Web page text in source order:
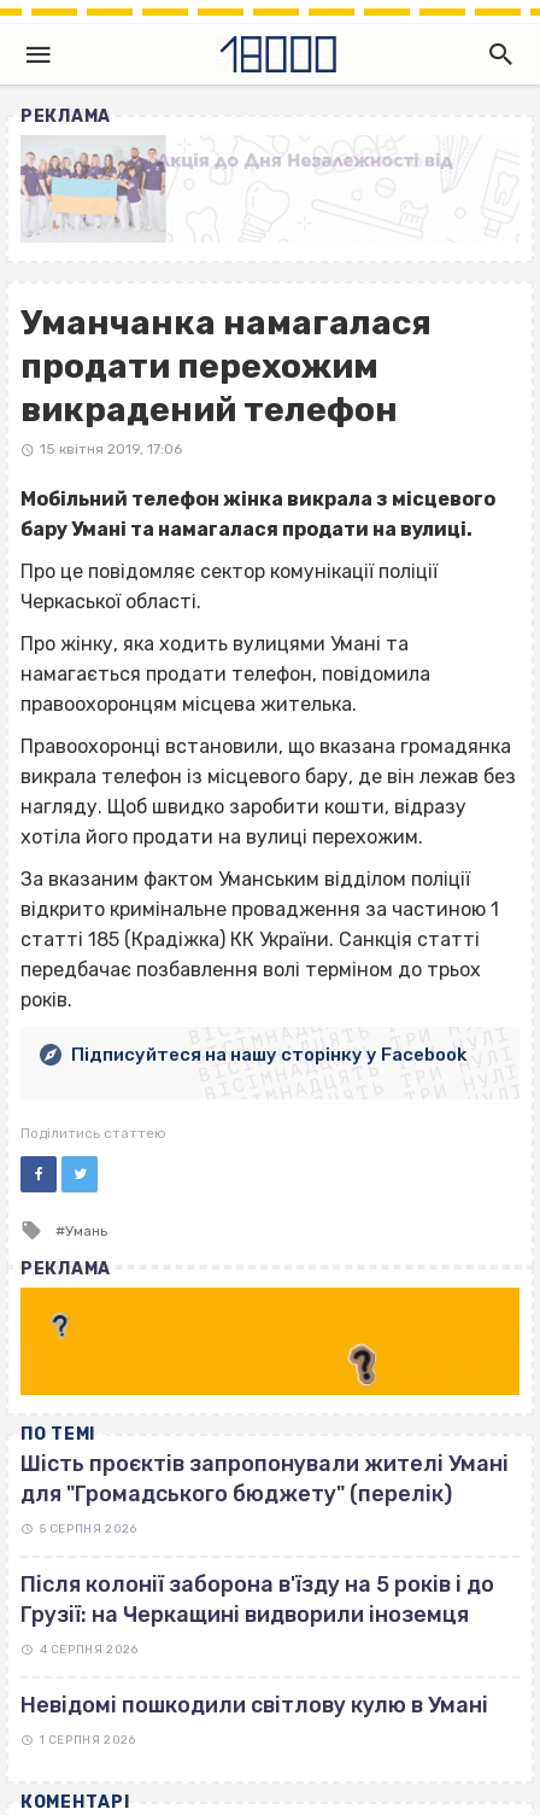
РЕКЛАМА
Уманчанка намагалася
продати перехожим
викрадений телефон
15 квітня 2019, 17:06
Мобільний телефон жінка викрала з місцевого
бару Умані та намагалася продати на вулиці.
Про це повідомляє сектор комунікації поліції
Черкаської області.
Про жінку, яка ходить вулицями Умані та
намагається продати телефон, повідомила
правоохоронцям місцева жителька.
Правоохоронці встановили, що вказана громадянка
викрала телефон із місцевого бару, де він лежав без
нагляду. Щоб швидко заробити кошти, відразу
хотіла його продати на вулиці перехожим.
За вказаним фактом Уманським відділом поліції
відкрито кримінальне провадження за частиною 1
статті 185 (Крадіжка) КК України. Санкція статті
передбачає позбавлення волі терміном до трьох
років.
ВІСІМНАДЦЯТЬ ТРИ НУЛІ
ВІСІМНАДЦЯТЬ ТРИ НУЛІ
ВІСІМНАДЦЯТЬ ТРИ НУЛІ
ВІСІМНАДЦЯТЬ ТРИ НУЛІ
ВІСІМНАДЦЯТЬ ТРИ НУЛІ
ВІСІМНАДЦЯТЬ ТРИ НУЛІ
ВІСІМНАДЦЯТЬ ТРИ НУЛІ
ВІСІМНАДЦЯТЬ ТРИ НУЛІ
Підписуйтеся на нашу сторінку у Facebook
Поділитись статтею
Tagged
Умань
РЕКЛАМА
ПО ТЕМІ
Шість проєктів запропонували жителі Умані
для "Громадського бюджету" (перелік)
5 СЕРПНЯ 2026
Після колонії заборона в'їзду на 5 років і до
Грузії: на Черкащині видворили іноземця
4 СЕРПНЯ 2026
Невідомі пошкодили світлову кулю в Умані
1 СЕРПНЯ 2026
КОМЕНТАРІ